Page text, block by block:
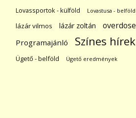
Lovassportok - külföld Lovastusa - belföld
lázár vilmos lázár zoltán overdose
Programajánló Színes hírek
Ügető - belföld Ügető eredmények